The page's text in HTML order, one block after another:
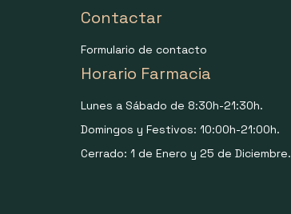
Contactar
Formulario de contacto
Horario Farmacia
Lunes a Sábado de 8:30h-21:30h.
Domingos y Festivos: 10:00h-21:00h.
Cerrado: 1 de Enero y 25 de Diciembre.